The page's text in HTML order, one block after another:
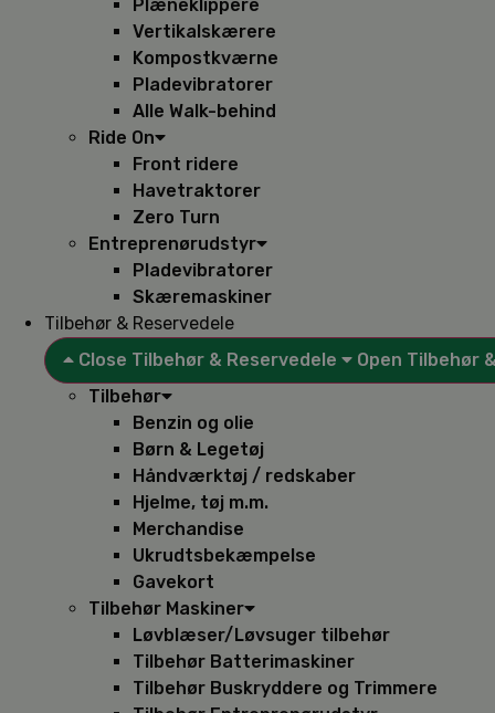
Plæneklippere
Vertikalskærere
Kompostkværne
Pladevibratorer
Alle Walk-behind
Ride On
Front ridere
Havetraktorer
Zero Turn
Entreprenørudstyr
Pladevibratorer
Skæremaskiner
Tilbehør & Reservedele
Close Tilbehør & Reservedele
Open Tilbehør
Tilbehør
Benzin og olie
Børn & Legetøj
Håndværktøj / redskaber
Hjelme, tøj m.m.
Merchandise
Ukrudtsbekæmpelse
Gavekort
Tilbehør Maskiner
Løvblæser/Løvsuger tilbehør
Tilbehør Batterimaskiner
Tilbehør Buskryddere og Trimmere